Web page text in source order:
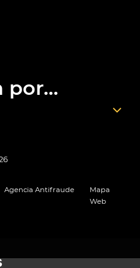
por...
Agencia Antifraude
Mapa
Web